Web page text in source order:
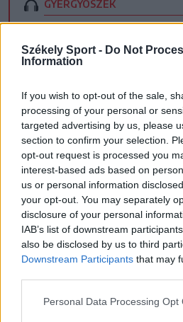
Székely Sport - Do Not
Information
If you wish to opt-out of the sale,
processing of your personal or
targeted advertising by us, please
section to confirm your selection.
opt-out request is processed you
interest-based ads based on
us or personal information
your opt-out. You may separately
disclosure of your personal
IAB’s list of downstream
also be disclosed by us to third
Downstream Participants that may
Personal Data Processing Opt
GYERGYÓSZÉK
HÁROMSZÉK
AJÁNLJUK MÉG